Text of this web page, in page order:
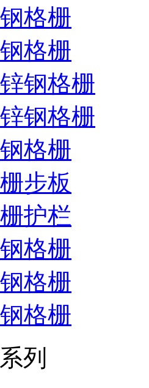
格栅
格栅
钢格栅
钢格栅
格栅
步板
护栏
格栅
格栅
格栅
列